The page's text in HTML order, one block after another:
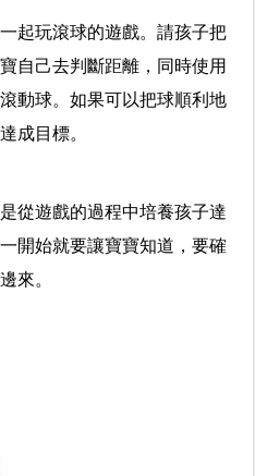
起玩滾球的遊戲。請孩子把
自己去判斷距離，同時使用
動球。如果可以把球順利地
成目標。
從遊戲的過程中培養孩子達
開始就要讓寶寶知道，要確
來。